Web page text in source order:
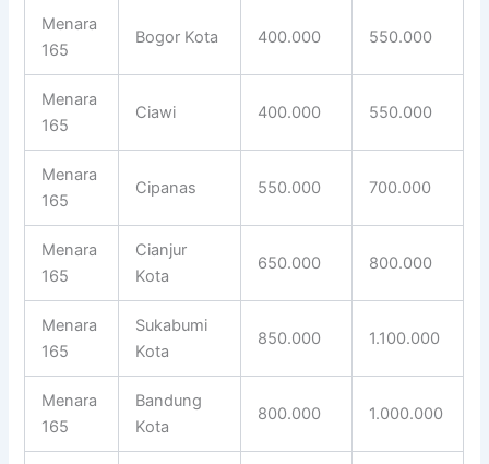
Menara
165
Bogor Kota 400.000 550.000
Menara
165
Ciawi 400.000 550.000
Menara
165
Cipanas 550.000 700.000
Menara
165
Cianjur
Kota
650.000 800.000
Menara
165
Sukabumi
Kota
850.000 1.100.000
Menara
165
Bandung
Kota
800.000 1.000.000